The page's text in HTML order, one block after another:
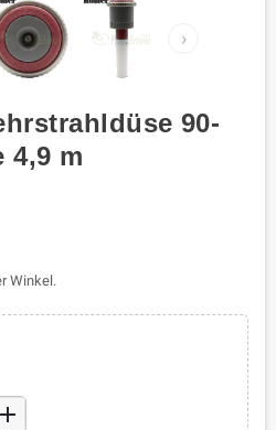
›
90-
4,9 m
Winkel.
add